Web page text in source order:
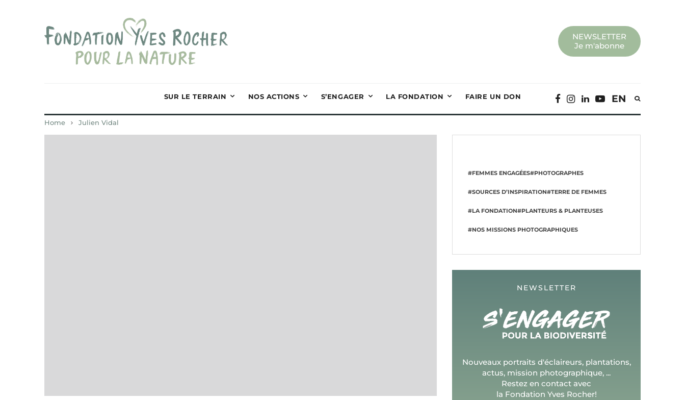
NEWSLETTER
Je m'abonne
SUR LE TERRAIN NOS ACTIONS S’ENGAGER LA FONDATION FAIRE UN DON EN
Home Julien Vidal
#FEMMES ENGAGÉES#PHOTOGRAPHES
#SOURCES D’INSPIRATION#TERRE DE FEMMES
#LA FONDATION#PLANTEURS & PLANTEUSES
#NOS MISSIONS PHOTOGRAPHIQUES
NEWSLETTER
Nouveaux portraits d'éclaireurs, plantations,
actus, mission photographique, ...
Restez en contact avec
la Fondation Yves Rocher!